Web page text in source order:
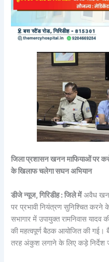
जिला प्रशासन खनन माफियाओं पर
के खिलाफ चलेगा सघन अभियान
डीजे न्यूज, गिरिडीह : जिले मेंअवैध
पर प्रभावी नियंत्रण सुनिश्चित करने
सभागार में उपायुक्त रामनिवास यादव
की महत्वपूर्ण बैठक आयोजित की
तरह अंकुश लगाने के लिए कड़े निर्देश